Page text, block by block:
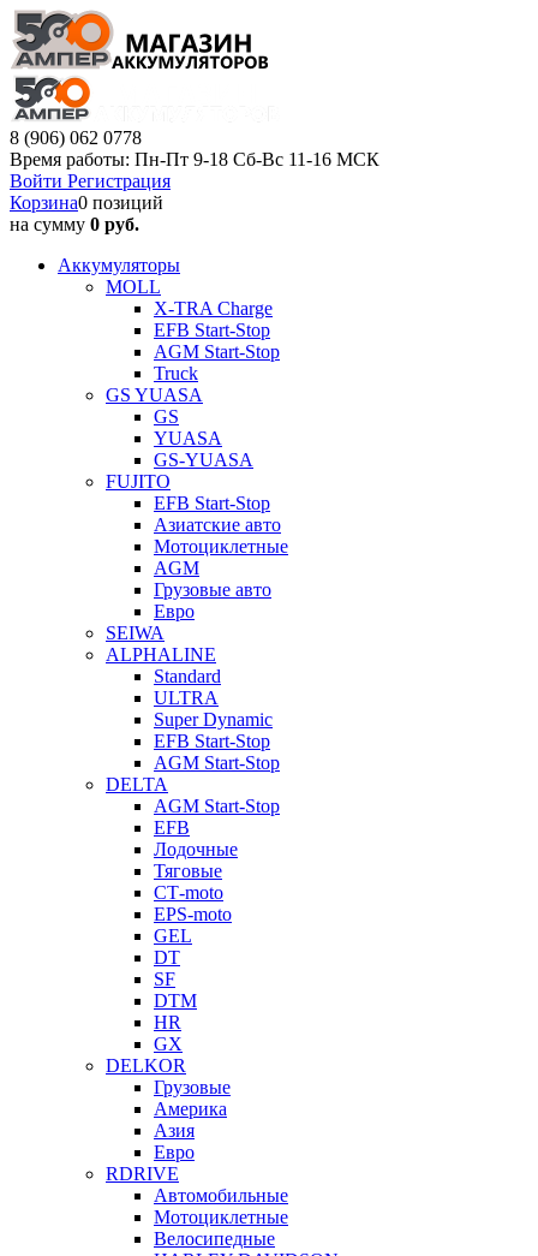
8 (906) 062 0778
Время работы: Пн-Пт 9-18 Сб-Вс 11-16 МСК
Войти Регистрация
Корзина0 позиций
на сумму 0 руб.
Аккумуляторы
MOLL
X-TRA Charge
EFB Start-Stop
AGM Start-Stop
Truck
GS YUASA
GS
YUASA
GS-YUASA
FUJITO
EFB Start-Stop
Азиатские авто
Мотоциклетные
AGM
Грузовые авто
Евро
SEIWA
ALPHALINE
Standard
ULTRA
Super Dynamic
EFB Start-Stop
AGM Start-Stop
DELTA
AGM Start-Stop
EFB
Лодочные
Тяговые
СТ-moto
EPS-moto
GEL
DT
SF
DTM
HR
GX
DELKOR
Грузовые
Америка
Азия
Евро
RDRIVE
Автомобильные
Мотоциклетные
Велосипедные